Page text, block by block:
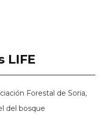
LIFE
Forestal de Soria,
del bosque